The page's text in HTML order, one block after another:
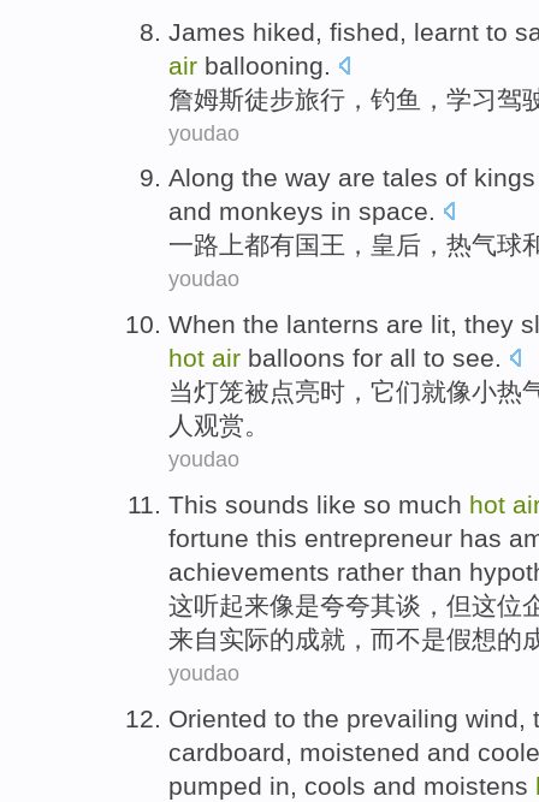
James hiked fished learnt to
air ballooning
詹姆斯徒步旅行 ， 钓鱼 ， 学习驾
youdao
Along the way are tales of kings
and monkeys in space.
一路上都有国王 ， 皇后 ， 热气球
youdao
When the lanterns are lit, they
hot air balloons for all to see.
当灯笼被点亮时 ， 它们就像小热
人 观赏。
youdao
This sounds like so much hot air
fortune this entrepreneur has
achievements rather than
这听起来像是夸夸其谈 ， 但这位
来自实际的成就 ， 而不是假想的
youdao
Oriented to the prevailing wind,
cardboard, moistened and
pumped in, cools and moistens